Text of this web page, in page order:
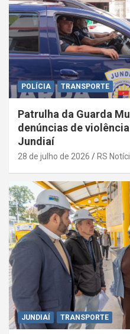
POLÍCIA TRANSPORTE
Patrulha da Guarda
denúncias de
Jundiaí
28 de julho de 2026 RS
JUNDIAÍ TRANSPORTE